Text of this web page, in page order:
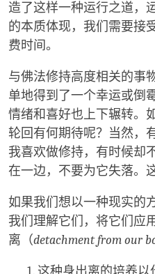
造了这样一种运行之道，
的本质体现，我们需要接
费时间。
与佛法修持高度相关的事
单地得到了一个幸运或倒
情绪和喜好也上下辗转。
轮回有何期待呢？当然，
我喜欢做修持，有时候却
在一边，不要为它失落。
如果我们想以一种现实的
我们理解它们，将它们应
离（detachment from our